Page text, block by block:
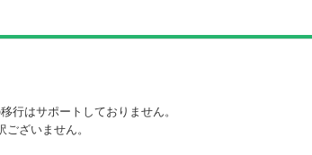
行はサポートしておりません。
ざいません。